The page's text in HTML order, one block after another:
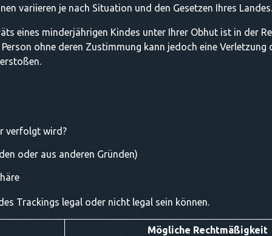
variieren je nach Situation und den Gesetzen Ihres Landes.
eines minderjährigen Kindes unter Ihrer Obhut ist in der
ohne deren Zustimmung kann jedoch eine Verletzung
verfolgt wird?
oder aus anderen Gründen)
Trackings legal oder nicht legal sein können.
Mögliche Rechtmäßigkeit